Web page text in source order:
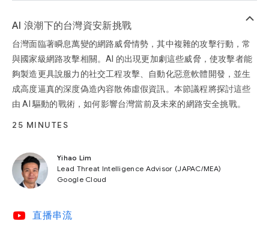
AI 浪潮下的台灣資安新挑戰
台灣面臨著瞬息萬變的網路威脅情勢，其中複雜的攻擊行動，常
與國家級網路攻擊相關。AI 的出現更加劇這些威脅，使攻擊者能
夠製造更具說服力的社交工程攻擊、自動化惡意軟體開發，並生
成高度逼真的深度偽造內容散佈虛假資訊。本節議程將探討這些
由 AI 驅動的戰術，如何影響台灣當前及未來的網路安全挑戰。
25 MINUTES
Yihao Lim
Lead Threat Intelligence Advisor (JAPAC/MEA)
Google Cloud
video_youtube 直播串流
keyboard_arrow_up